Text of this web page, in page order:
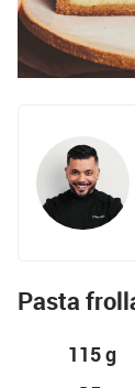
Pasta
115 g